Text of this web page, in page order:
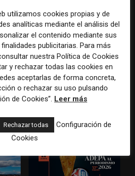
El Premio Gabo 2026
reconoce cinco historias de
Brasil, España y El Salvador
sobre el poder, la memoria y
utilizamos cookies propias y de
analíticas mediante el análisis del
el contenido mediante sus
publicitarias. Para más
nuestra Política de Cookies
y rechazar todas las cookies en
aceptarlas de forma concreta,
o rechazar su uso pulsando
de Cookies”. Leer más
Rechazar todas
Configuración de
Cookies